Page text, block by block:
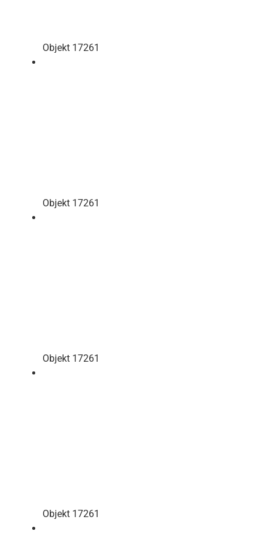
Objekt 17261
Objekt 17261
Objekt 17261
Objekt 17261